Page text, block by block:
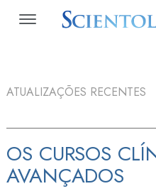
ATUALIZAÇÕES RECENTES
OS CURSOS
AVANÇADOS